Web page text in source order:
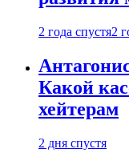
2 года спустя2
Какой
хейтерам
2 дня спустя